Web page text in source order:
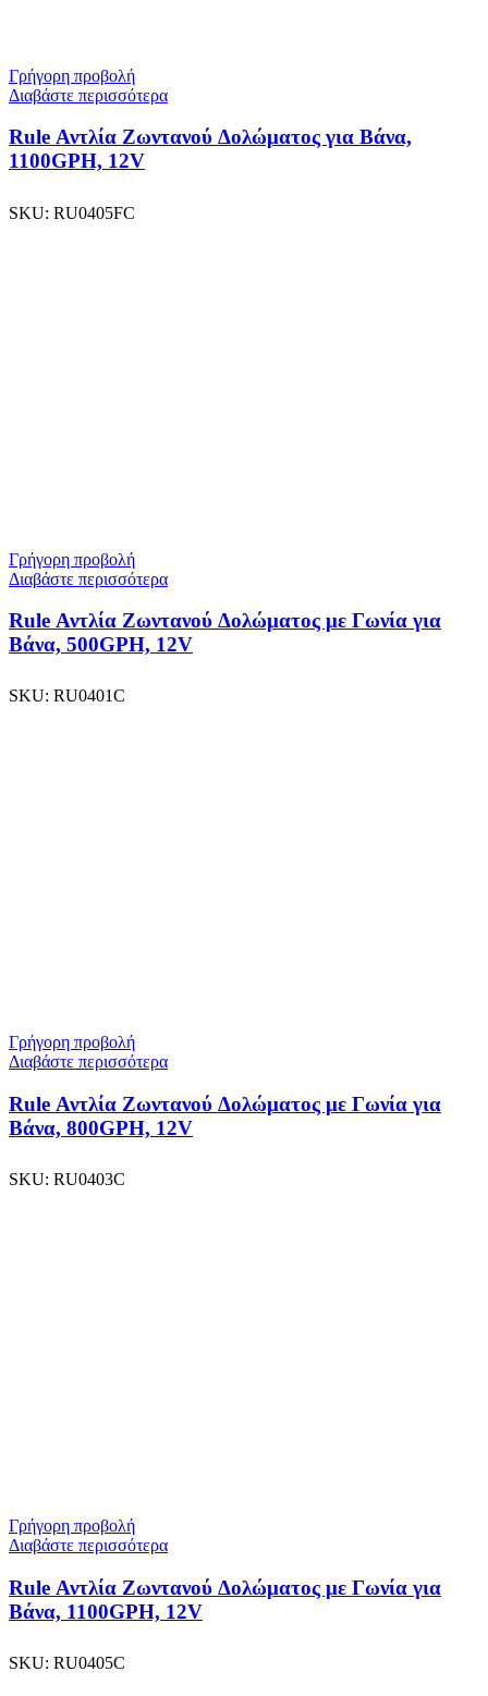
Γρήγορη προβολή
Διαβάστε περισσότερα
Rule Αντλία Ζωντανού Δολώματος για Βάνα,
1100GPH, 12V
SKU: RU0405FC
Γρήγορη προβολή
Διαβάστε περισσότερα
Rule Αντλία Ζωντανού Δολώματος με Γωνία για
Βάνα, 500GPH, 12V
SKU: RU0401C
Γρήγορη προβολή
Διαβάστε περισσότερα
Rule Αντλία Ζωντανού Δολώματος με Γωνία για
Βάνα, 800GPH, 12V
SKU: RU0403C
Γρήγορη προβολή
Διαβάστε περισσότερα
Rule Αντλία Ζωντανού Δολώματος με Γωνία για
Βάνα, 1100GPH, 12V
SKU: RU0405C